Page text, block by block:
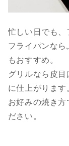
忙しい日でも、
フライパンな
もおすすめ。
グリルなら皮
に仕上がります
お好みの焼き方
ださい。